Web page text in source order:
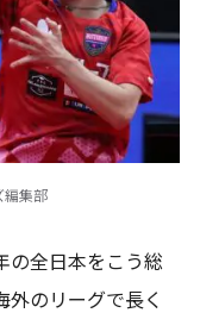
編集部
の全日本をこう総
外のリーグで長く